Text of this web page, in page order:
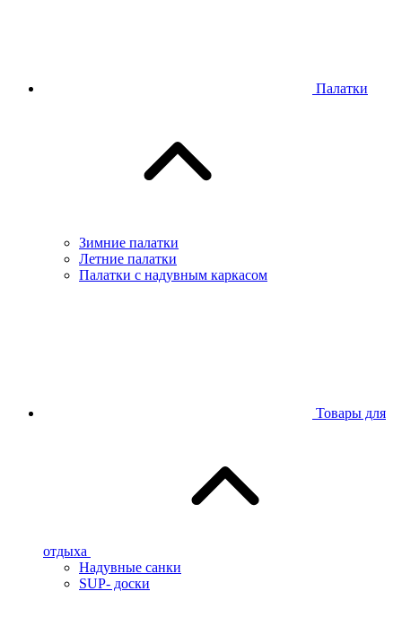
Палатки
Зимние палатки
Летние палатки
Палатки с надувным каркасом
Товары для
отдыха
Надувные санки
SUP- доски